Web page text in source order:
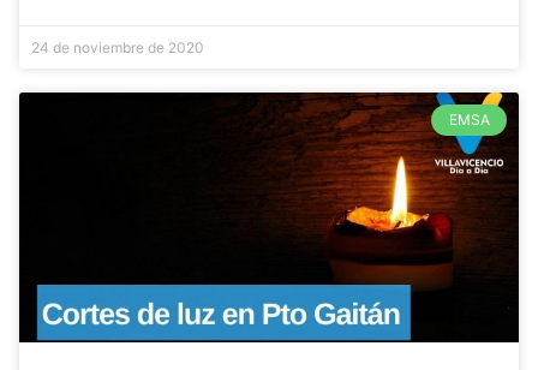
24 de noviembre de 2020
EMSA